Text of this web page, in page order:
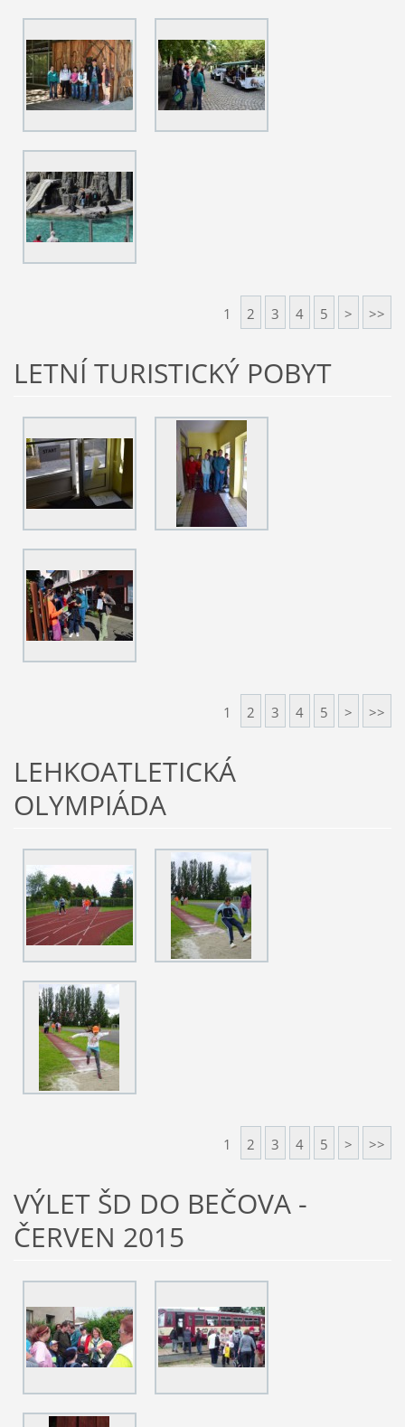
1 2 3 4 5 > >>
LETNÍ TURISTICKÝ POBYT
1 2 3 4 5 > >>
LEHKOATLETICKÁ
OLYMPIÁDA
1 2 3 4 5 > >>
VÝLET ŠD DO BEČOVA -
ČERVEN 2015